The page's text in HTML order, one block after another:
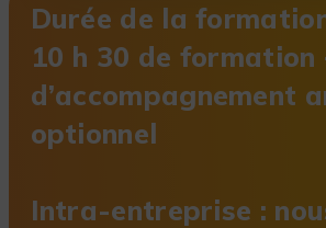
Durée de la
10 h 30 de formation
d’accompagnement
optionnel
Intra-entreprise :